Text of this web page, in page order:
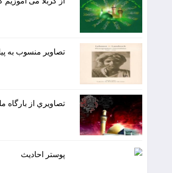
تصاویر منسوب به
تصاويري از
پوستر احاديث